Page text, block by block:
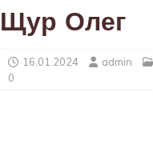
Щур Олег
16.01.2024 admin
0